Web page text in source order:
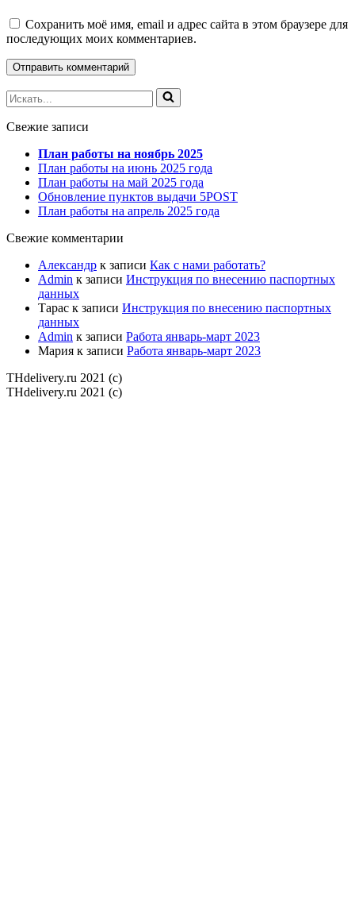
Сохранить моё имя, email и адрес сайта в этом браузере для
последующих моих комментариев.
Искать...
Свежие записи
План работы на ноябрь 2025
План работы на июнь 2025 года
План работы на май 2025 года
Обновление пунктов выдачи 5POST
План работы на апрель 2025 года
Свежие комментарии
Александр к записи Как с нами работать?
Admin к записи Инструкция по внесению паспортных
данных
Тарас к записи Инструкция по внесению паспортных
данных
Admin к записи Работа январь-март 2023
Мария к записи Работа январь-март 2023
THdelivery.ru 2021 (c)
THdelivery.ru 2021 (c)